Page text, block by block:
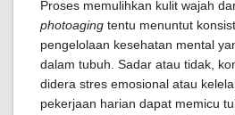
Proses memulihkan kulit wajah
photoaging tentu menuntut
pengelolaan kesehatan mental
dalam tubuh. Sadar atau tidak,
didera stres emosional atau
pekerjaan harian dapat memicu